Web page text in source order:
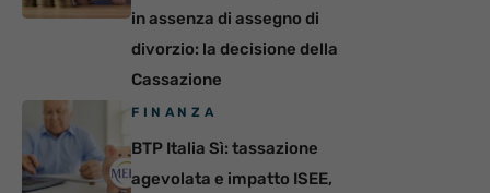
in assenza di assegno di
divorzio: la decisione della
Cassazione
FINANZA
BTP Italia Sì: tassazione
agevolata e impatto ISEE,